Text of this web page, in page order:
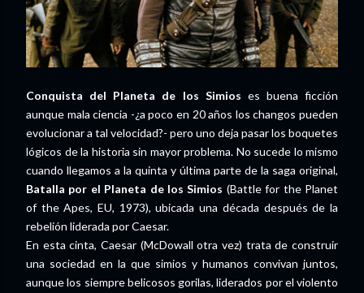
Conquista del Planeta de los Simios es buena ficción
aunque mala ciencia -¿a poco en 20 años los changos pueden
evolucionar a tal velocidad?- pero uno deja pasar los boquetes
lógicos de la historia sin mayor problema. No sucede lo mismo
cuando llegamos a la quinta y última parte de la saga original,
Batalla por el Planeta de los Simios (Battle for the Planet
of the Apes, EU, 1973), ubicada una década después de la
rebelión liderada por Caesar.
En esta cinta, Caesar (McDowall otra vez) trata de construir
una sociedad en la que simios y humanos convivan juntos,
aunque los siempre belicosos gorilas, liderados por el violento